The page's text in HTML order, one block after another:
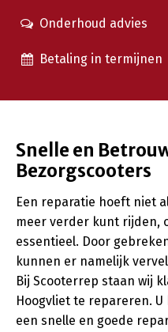
Onderhoud advies
Betaling in termijnen
Snelle en
Bezorgscooters
Een reparatie hoeft niet
meer verder kunt rijden,
essentieel. Door
kunnen er namelijk
Bij Scooterrep staan wij
Hoogvliet te repareren.
een snelle en goede